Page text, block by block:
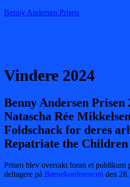
Benny Andersen Prisen
Vindere 2024
Benny Andersen Prisen
Natascha Rée
Foldschack for deres
Repatriate the
Prisen blev overrakt foran et publikum
deltagere på Børnekonferencen den